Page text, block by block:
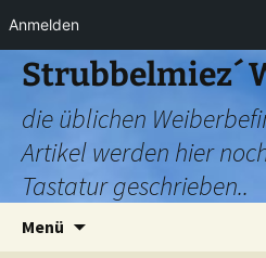
Anmelden
Zum
Inhalt
springen
Strubbelmiez´
die üblichen
Artikel werden hier
Tastatur geschrieben..
Menü